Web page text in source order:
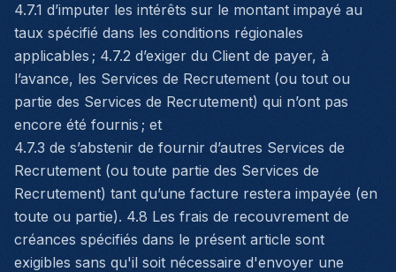
4.7.1 d’imputer les intérêts sur le montant impayé au
taux spécifié dans les conditions régionales
applicables ; 4.7.2 d’exiger du Client de payer, à
l’avance, les Services de Recrutement (ou tout ou
partie des Services de Recrutement) qui n’ont pas
encore été fournis ; et
4.7.3 de s’abstenir de fournir d’autres Services de
Recrutement (ou toute partie des Services de
Recrutement) tant qu’une facture restera impayée (en
toute ou partie). 4.8 Les frais de recouvrement de
créances spécifiés dans le présent article sont
exigibles sans qu'il soit nécessaire d'envoyer une